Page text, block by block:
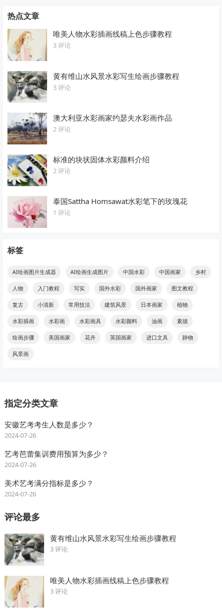
热点文章
唯美人物水彩插画线稿上色步骤教程
3 评论
黄有维山水风景水彩写生绘画步骤教程
3 评论
澳大利亚水彩画家约瑟夫水彩画作品
2 评论
标准的块状固体水彩颜料介绍
2 评论
泰国Sattha Homsawat水彩笔下的玫瑰花
1 评论
标签
AI绘画图片生成器 AI绘画生成图片 中国水彩 中国画家 乡村
人物 入门教程 写实 国外水彩 国外画家 图文教程
复古 小清新 常用技法 建筑风景 日本画家 植物
水彩插画 水彩画 水彩画具 水彩颜料 油画 素描
绘画步骤 美国画家 花卉 英国画家 进口文具 静物
风景画
指定分类文章
安徽艺考考生人数是多少？
2024-07-26
艺考芭蕾集训费用预算为多少？
2024-07-26
美术艺考满分指标是多少？
2024-07-26
评论最多
黄有维山水风景水彩写生绘画步骤教程
3 评论
唯美人物水彩插画线稿上色步骤教程
3 评论